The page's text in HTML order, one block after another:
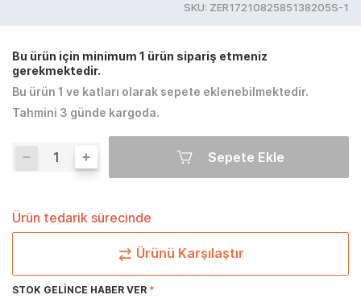
SKU: ZER1721082585138205S-1
Bu ürün için minimum 1 ürün sipariş etmeniz
gerekmektedir.
Bu ürün 1 ve katları olarak sepete eklenebilmektedir.
Tahmini 3 günde kargoda.
Sepete Ekle
Ürün tedarik sürecinde
Ürünü Karşılaştır
STOK GELINCE HABER VER